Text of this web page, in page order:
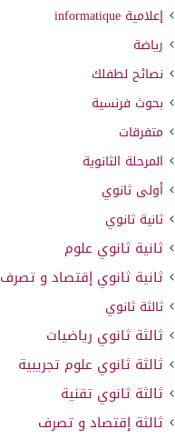
إعلامية informatique
رياضة
نصائح لطفلك
بحوث فرنسية
متفرقات
المرحلة الثانوية
أولى ثانوي
ثانية ثانوي
ثانية ثانوي علوم
ثانية ثانوي إقتصاد و تصرف
ثالثة ثانوي
ثالثة ثانوي رياضيات
ثالثة ثانوي علوم تجريبية
ثالثة ثانوي تقنية
ثالثة إقتصاد و تصرف